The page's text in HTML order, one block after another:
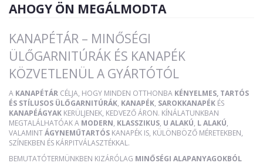
AHOGY ÖN MEGÁLMODTA
KANAPÉTÁR – MINŐSÉGI
ÜLŐGARNITÚRÁK ÉS KANAPÉK
KÖZVETLENÜL A GYÁRTÓTÓL
A KANAPÉTÁR CÉLJA, HOGY MINDEN OTTHONBA KÉNYELMES, TARTÓS
ÉS STÍLUSOS ÜLŐGARNITÚRÁK, KANAPÉK, SAROKKANAPÉK ÉS
KANAPÉÁGYAK KERÜLJENEK, KEDVEZŐ ÁRON. KÍNÁLATUNKBAN
MEGTALÁLHATÓAK A MODERN, KLASSZIKUS, U ALAKÚ, L ALAKÚ,
VALAMINTÁGYNEMŰTARTÓS KANAPÉK IS, KÜLÖNBÖZŐ MÉRETEKBEN,
SZÍNEKBEN ÉS KÁRPITVÁLASZTÉKKAL.
BEMUTATÓTERMÜNKBEN KIZÁRÓLAG MINŐSÉGI ALAPANYAGOKBÓL